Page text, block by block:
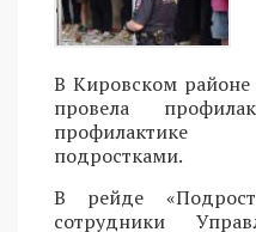
В Кировском районе
провела
подростками.
В рейде
сотрудники